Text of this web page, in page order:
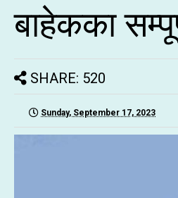
बाहेकका
SHARE: 520
Sunday, September 17, 2023